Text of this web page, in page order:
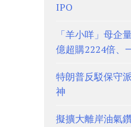
IPO
「羊小咩」母
億超購2224倍、
特朗普反駁保守
神
擬擴大離岸油氣